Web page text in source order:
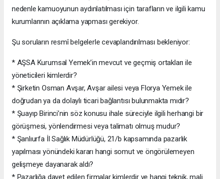
nedenle kamuoyunun aydınlatılması için tarafların ve ilgili kamu
kurumlarının açıklama yapması gerekiyor.
Şu soruların resmî belgelerle cevaplandırılması bekleniyor:
* AŞSA Kurumsal Yemek’in mevcut ve geçmiş ortakları ile
yöneticileri kimlerdir?
* Şirketin Osman Avşar, Avşar ailesi veya Florya Yemek ile
doğrudan ya da dolaylı ticari bağlantısı bulunmakta mıdır?
* Şuayıp Birinci’nin söz konusu ihale süreciyle ilgili herhangi bir
görüşmesi, yönlendirmesi veya talimatı olmuş mudur?
* Şanlıurfa İl Sağlık Müdürlüğü, 21/b kapsamında pazarlık
yapılması yönündeki kararı hangi somut ve öngörülemeyen
gelişmeye dayanarak aldı?
* Pazarlığa davet edilen firmalar kimlerdir ve hangi teknik, mali